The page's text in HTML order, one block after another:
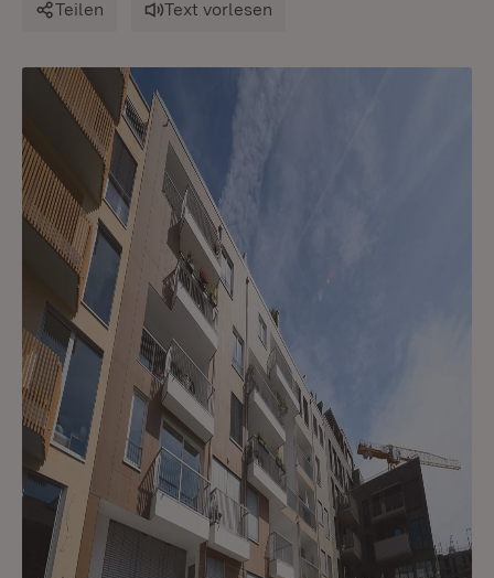
Teilen Text vorlesen